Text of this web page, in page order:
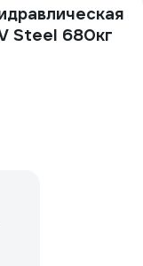
Steel 680кг